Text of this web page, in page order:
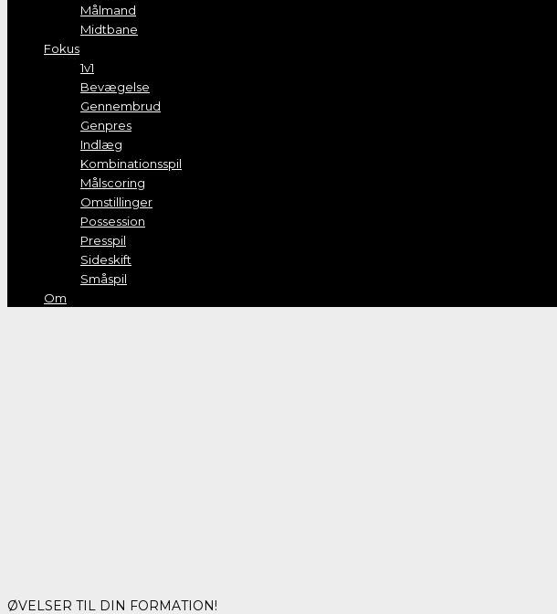
Målmand
Midtbane
Fokus
1v1
Bevægelse
Gennembrud
Genpres
Indlæg
Kombinationsspil
Målscoring
Omstillinger
Possession
Presspil
Sideskift
Småspil
Om
ØVELSER TIL DIN FORMATION!